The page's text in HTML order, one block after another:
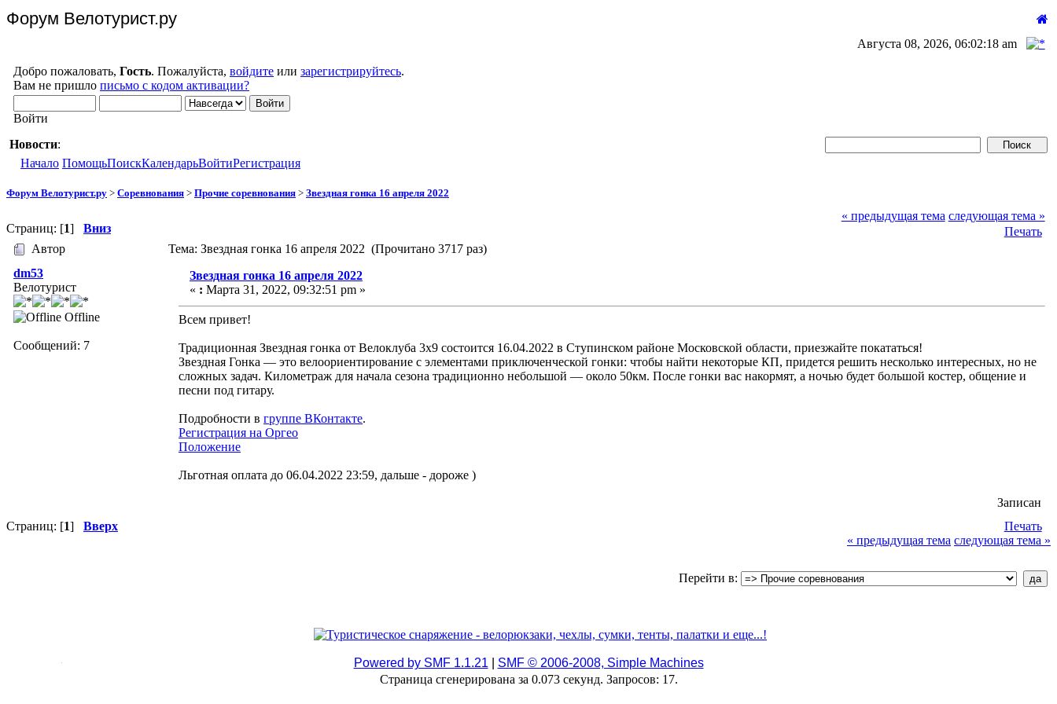
Форум Велотурист.ру
Августа 08, 2026, 06:02:18 am
Добро пожаловать, Гость. Пожалуйста, войдите или зарегистрируйтесь.
Вам не пришло письмо с кодом активации?
Войти
Новости:
Начало ПомощьПоискКалендарьВойтиРегистрация
Форум Велотурист.ру > Соревнования > Прочие соревнования > Звездная гонка 16 апреля 2022
Страниц: [1] Вниз
« предыдущая тема следующая тема »
Печать
Автор
Тема: Звездная гонка 16 апреля 2022 (Прочитано 3717 раз)
dm53
Велотурист
Offline
Сообщений: 7
Звездная гонка 16 апреля 2022
« : Марта 31, 2022, 09:32:51 pm »
Всем привет!
Традиционная Звездная гонка от Велоклуба 3х9 состоится 16.04.2022 в Ступинском районе Московской области, приезжайте покататься!
Звездная Гонка — это велоориентирование с элементами приключенческой гонки: чтобы найти некоторые КП, придется решить несколько интересных, но не
сложных задач. Километраж для начала сезона традиционно небольшой — около 50км. После гонки вас накормят, а ночью будет большой костер, общение и
песни под гитару.
Подробности в группе ВКонтакте.
Регистрация на Оргео
Положение
Льготная оплата до 06.04.2022 23:59, дальше - дороже )
Записан
Страниц: [1] Вверх
Печать
« предыдущая тема следующая тема »
Перейти в:
Powered by SMF 1.1.21
SMF © 2006-2008, Simple Machines
Страница сгенерирована за 0.073 секунд. Запросов: 17.